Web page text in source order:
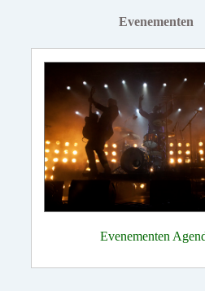
Evenementen
Evenementen